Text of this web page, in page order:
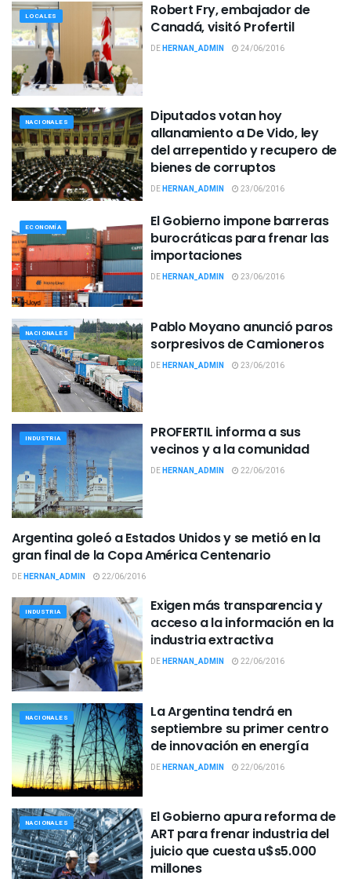
LOCALES
Robert Fry, embajador de
Canadá, visitó Profertil
DEHERNAN_ADMIN 24/06/2016
NACIONALES
Diputados votan hoy
allanamiento a De Vido, ley
del arrepentido y recupero de
bienes de corruptos
DEHERNAN_ADMIN 23/06/2016
ECONOMÍA
El Gobierno impone barreras
burocráticas para frenar las
importaciones
DEHERNAN_ADMIN 23/06/2016
NACIONALES
Pablo Moyano anunció paros
sorpresivos de Camioneros
DEHERNAN_ADMIN 23/06/2016
INDUSTRIA
PROFERTIL informa a sus
vecinos y a la comunidad
DEHERNAN_ADMIN 22/06/2016
DEPORTES
Argentina goleó a Estados Unidos y se metió en la
gran final de la Copa América Centenario
DEHERNAN_ADMIN 22/06/2016
INDUSTRIA
Exigen más transparencia y
acceso a la información en la
industria extractiva
DEHERNAN_ADMIN 22/06/2016
NACIONALES
La Argentina tendrá en
septiembre su primer centro
de innovación en energía
DEHERNAN_ADMIN 22/06/2016
NACIONALES
El Gobierno apura reforma de
ART para frenar industria del
juicio que cuesta u$s5.000
millones